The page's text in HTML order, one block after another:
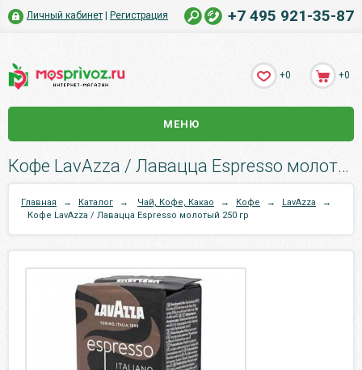
Личный кабинет Регистрация +7 495 921-35-87
+0 +0
МЕНЮ
Кофе LavAzza / Лавацца Espresso молотый 250 гр.
Главная → Каталог → Чай, Кофе, Какао → Кофе → LavAzza
→
Кофе LavAzza / Лавацца Espresso молотый 250 гр